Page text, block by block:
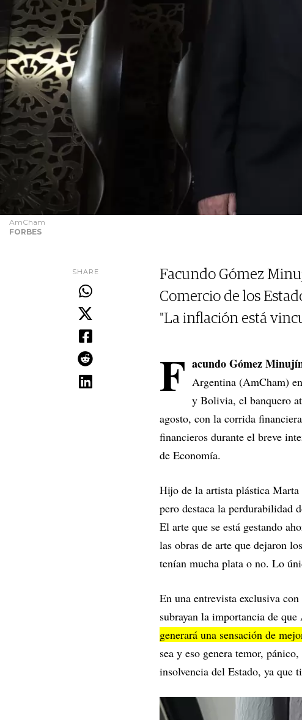
AmCham
FORBES
SHARE
Facundo Gómez
Comercio de los
"La inflación está
F acundo Gómez
Argentina (AmCham)
y Bolivia, el banquero
agosto, con la corrida
financieros durante el breve
de Economía.
Hijo de la artista plástica
pero destaca la perdurabilidad
El arte que se está gestando
las obras de arte que dejaron
tenían mucha plata o no. Lo
En una entrevista exclusiva con
subrayan la importancia de
generará una sensación de
sea y eso genera temor,
insolvencia del Estado, ya que